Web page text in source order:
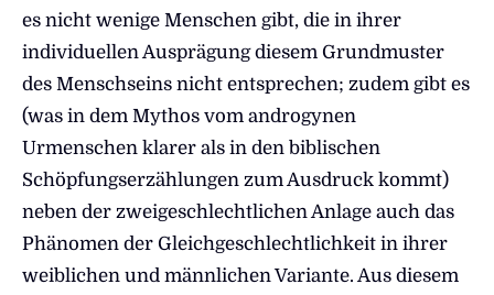
es nicht wenige Menschen gibt, die in ihrer
individuellen Ausprägung diesem Grundmuster
des Menschseins nicht entsprechen; zudem gibt es
(was in dem Mythos vom androgynen
Urmenschen klarer als in den biblischen
Schöpfungserzählungen zum Ausdruck kommt)
neben der zweigeschlechtlichen Anlage auch das
Phänomen der Gleichgeschlechtlichkeit in ihrer
weiblichen und männlichen Variante. Aus diesem